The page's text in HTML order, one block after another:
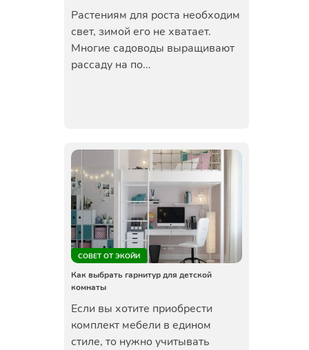
Растениям для роста необходим
свет, зимой его не хватает.
Многие садоводы выращивают
рассаду на по...
СОВЕТ ОТ ЭКОЙИ
Как выбрать гарнитур для детской
комнаты
Если вы хотите приобрести
комплект мебели в едином
стиле, то нужно учитывать